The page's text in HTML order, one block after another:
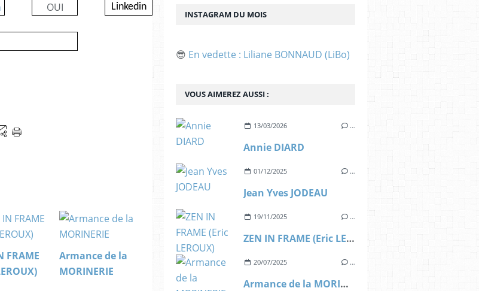
OUI Linkedin
FRAME
Armance de la
MORINERIE
VOUS AIMEREZ AUSSI :
13/03/2026 …
Annie DIARD
01/12/2025 …
Jean Yves JODEAU
19/11/2025 …
ZEN IN FRAME (Eric LEROUX)
20/07/2025 …
Armance de la MORINERIE
INSTAGRAM DU MOIS
😎 En vedette : Liliane BONNAUD (LiBo)